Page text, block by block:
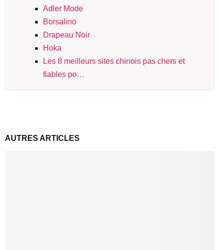
Adler Mode
Borsalino
Drapeau Noir
Hoka
Les 8 meilleurs sites chinois pas chers et
fiables po…
AUTRES ARTICLES